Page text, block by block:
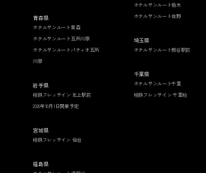
青森県
ホテルサンルート青森
ホテルサンルート五所川原
ホテルサンルートパティオ五所
川原
岩手県
相鉄フレッサイン 北上駅前
2026年10月1日開業予定
宮城県
相鉄フレッサイン 仙台
福島県
ホテルサンルート栃木
ホテルサンルート佐野
埼玉県
ホテルサンルート熊谷駅前
千葉県
ホテルサンルート千葉
相鉄フレッサイン 千葉柏